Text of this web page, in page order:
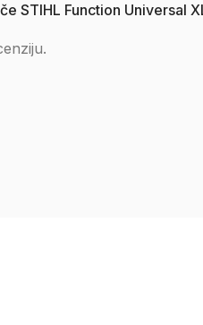
STIHL Function Universal